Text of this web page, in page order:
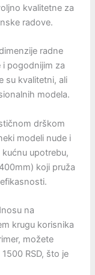
kvalitetne za
radove.
radne
i pogodnijim za
su kvalitetni, ali
modela.
drškom
modeli nude i
upotrebu,
koji pruža
na
krugu korisnika
možete
RSD, što je